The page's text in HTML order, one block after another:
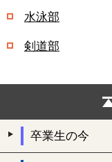
水泳部
剣道部
卒業生の今